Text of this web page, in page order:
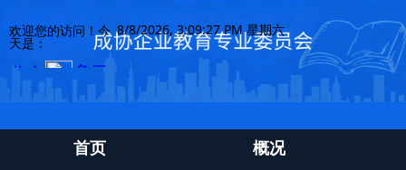
8/8/2026, 3:09:27 PM 星期六
欢迎您的访问！今
天是：
首页 概况